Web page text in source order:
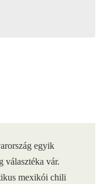
egyik
választéka vár.
mexikói chili